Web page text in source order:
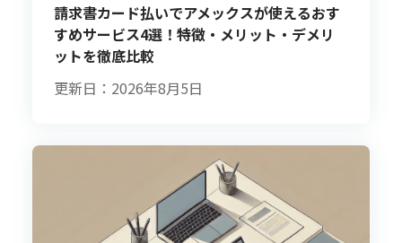
請求書カード払いでアメックスが使えるおす
すめサービス4選！特徴・メリット・デメリ
ットを徹底比較
更新日：2026年8月5日